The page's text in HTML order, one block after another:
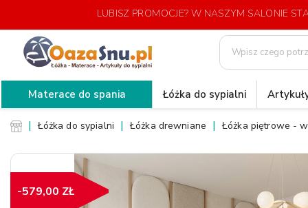
LUBISZ PROMOCJE? W NASZYM SALONIE
Materace do spania Łóżka do sypialni
Łóżka do sypialni Łóżka drewniane Łóżka piętrowe -
-579,00 ZŁ